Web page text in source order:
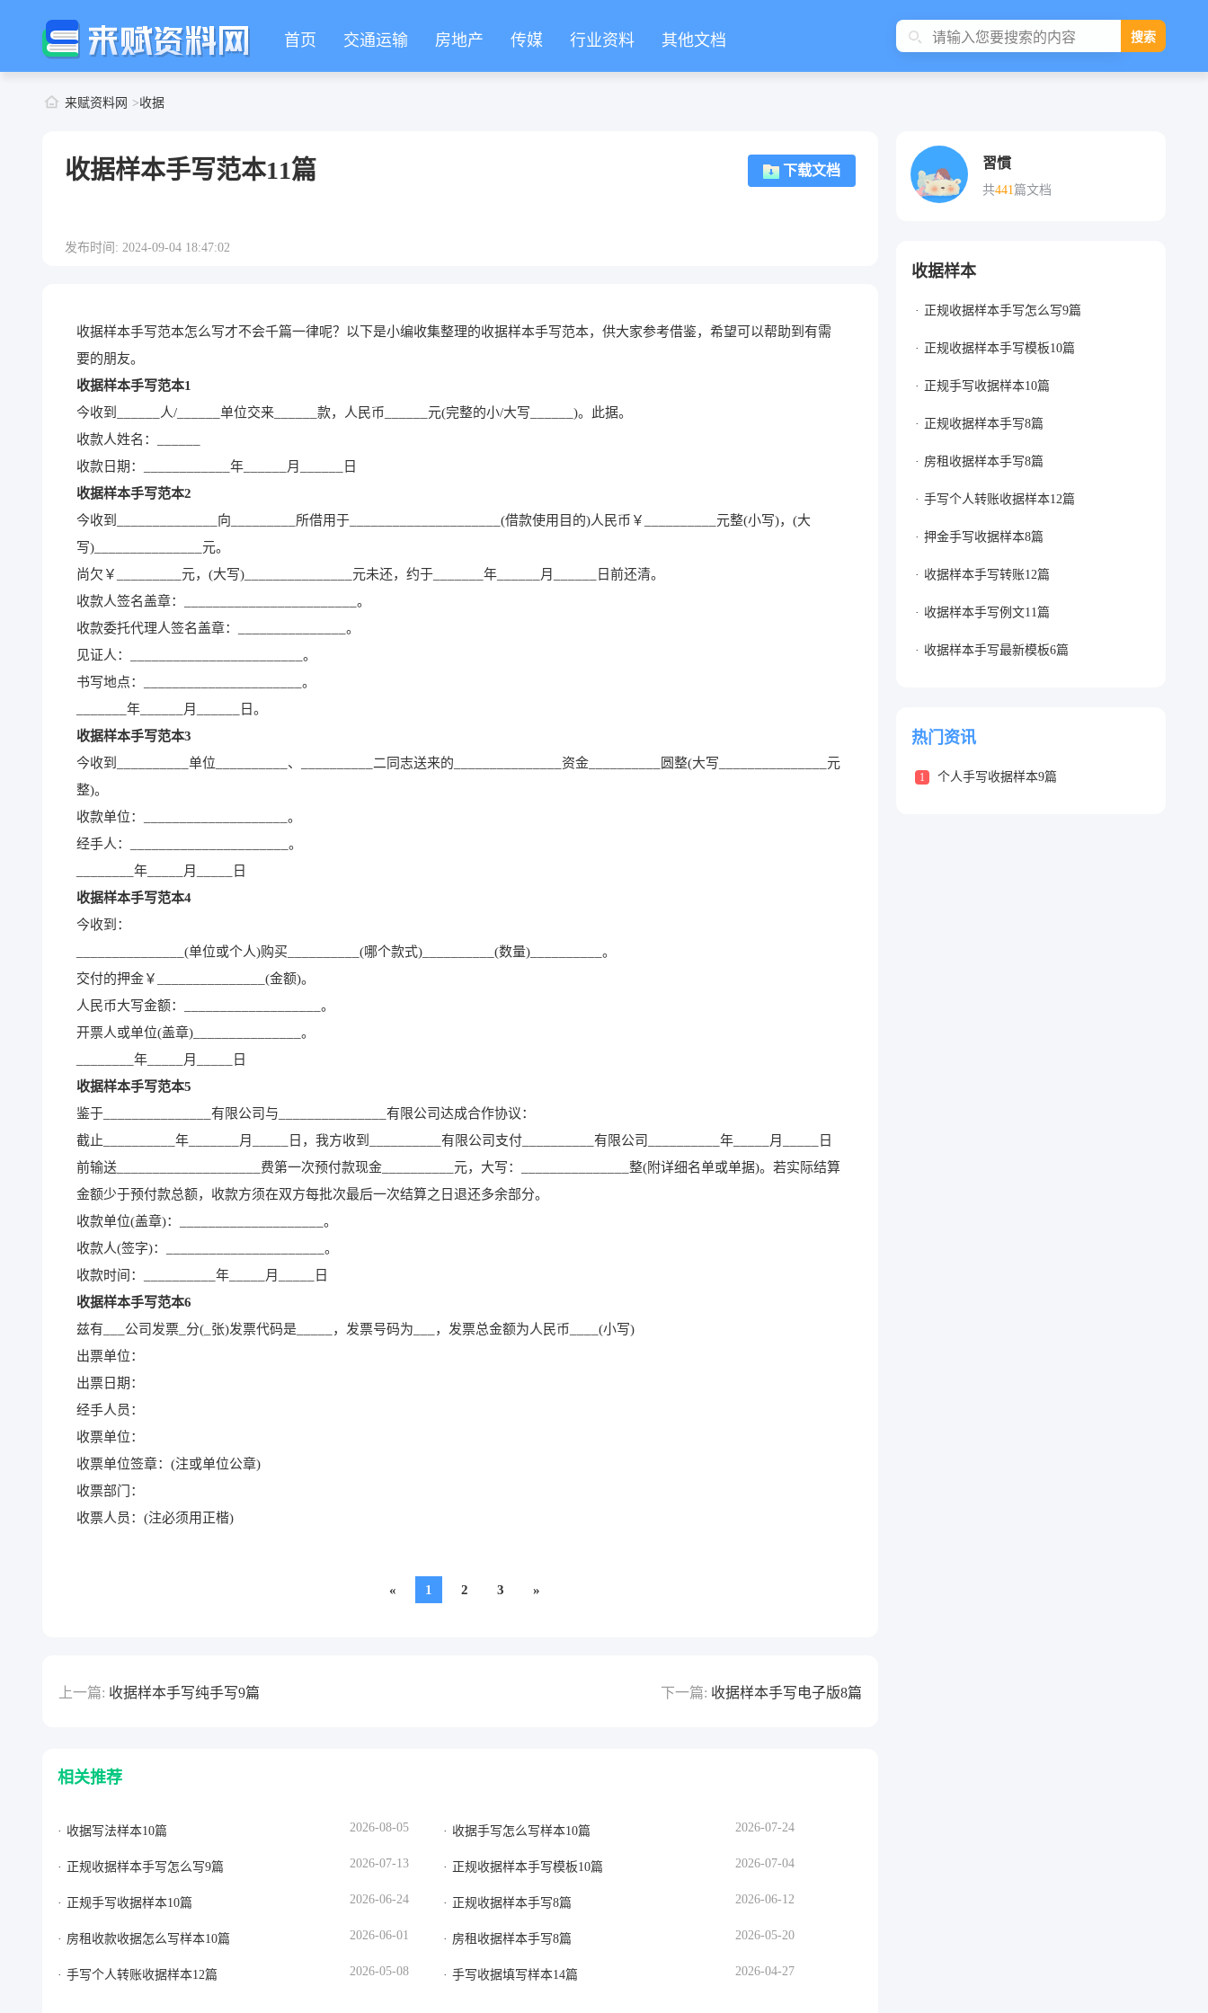
首页 交通运输 房地产 传媒 行业资料 其他文档 搜索
来赋资料网 收据
收据样本手写范本11篇
发布时间: 2024-09-04 18:47:02
下载文档
收据样本手写范本怎么写才不会千篇一律呢？以下是小编收集整理的收据样本手写范本，供大家参考借鉴，希望可以帮助到有需
要的朋友。
收据样本手写范本1
今收到______人/______单位交来______款，人民币______元(完整的小/大写______)。此据。
收款人姓名：______
收款日期：____________年______月______日
收据样本手写范本2
今收到______________向_________所借用于_____________________(借款使用目的)人民币￥__________元整(小写)，(大
写)_______________元。
尚欠￥_________元，(大写)_______________元未还，约于_______年______月______日前还清。
收款人签名盖章：________________________。
收款委托代理人签名盖章：_______________。
见证人：________________________。
书写地点：______________________。
_______年______月______日。
收据样本手写范本3
今收到__________单位__________、__________二同志送来的_______________资金__________圆整(大写_______________元
整)。
收款单位：____________________。
经手人：______________________。
________年_____月_____日
收据样本手写范本4
今收到：
_______________(单位或个人)购买__________(哪个款式)__________(数量)__________。
交付的押金￥_______________(金额)。
人民币大写金额：___________________。
开票人或单位(盖章)_______________。
________年_____月_____日
收据样本手写范本5
鉴于_______________有限公司与_______________有限公司达成合作协议：
截止__________年_______月_____日，我方收到__________有限公司支付__________有限公司__________年_____月_____日
前输送____________________费第一次预付款现金__________元，大写：_______________整(附详细名单或单据)。若实际结算
金额少于预付款总额，收款方须在双方每批次最后一次结算之日退还多余部分。
收款单位(盖章)：____________________。
收款人(签字)：______________________。
收款时间：__________年_____月_____日
收据样本手写范本6
兹有___公司发票_分(_张)发票代码是_____，发票号码为___，发票总金额为人民币____(小写)
出票单位：
出票日期：
经手人员：
收票单位：
收票单位签章：(注或单位公章)
收票部门：
收票人员：(注必须用正楷)
« 1 2 3 »
上一篇: 收据样本手写纯手写9篇 下一篇: 收据样本手写电子版8篇
相关推荐
收据写法样本10篇 2026-08-05 收据手写怎么写样本10篇 2026-07-24
正规收据样本手写怎么写9篇 2026-07-13 正规收据样本手写模板10篇 2026-07-04
正规手写收据样本10篇 2026-06-24 正规收据样本手写8篇 2026-06-12
房租收款收据怎么写样本10篇 2026-06-01 房租收据样本手写8篇 2026-05-20
手写个人转账收据样本12篇 2026-05-08 手写收据填写样本14篇 2026-04-27
習慣
共441篇文档
收据样本
正规收据样本手写怎么写9篇
正规收据样本手写模板10篇
正规手写收据样本10篇
正规收据样本手写8篇
房租收据样本手写8篇
手写个人转账收据样本12篇
押金手写收据样本8篇
收据样本手写转账12篇
收据样本手写例文11篇
收据样本手写最新模板6篇
热门资讯
1 个人手写收据样本9篇